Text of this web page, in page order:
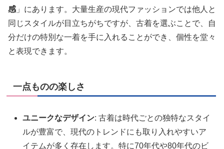
感 」にあります。大量生産の現代ファッションでは他人と
同じスタイルが目立ちがちですが、古着を選ぶことで、自
分だけの特別な一着を手に入れることができ、個性を堂々
と表現できます。
一点ものの楽しさ
ユニークなデザイン: 古着は時代ごとの独特なスタイ
ルが豊富で、現代のトレンドにも取り入れやすいア
イテムが多く存在します。特に70年代や80年代のビ